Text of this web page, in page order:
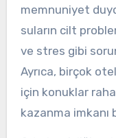
memnuniyet
suların cilt
ve stres gibi
Ayrıca, birçok
için konuklar
kazanma imkanı